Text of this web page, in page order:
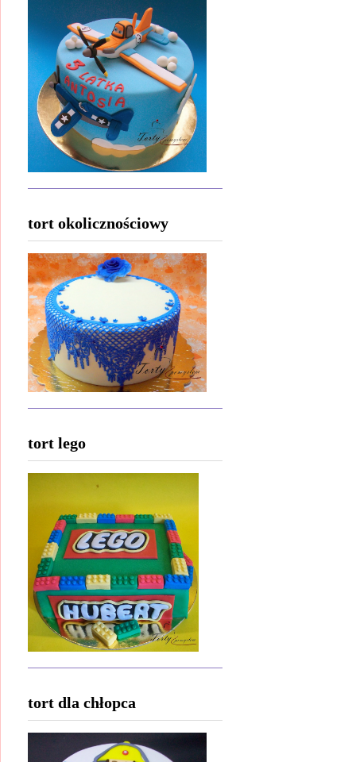
tort okolicznościowy
tort lego
tort dla chłopca